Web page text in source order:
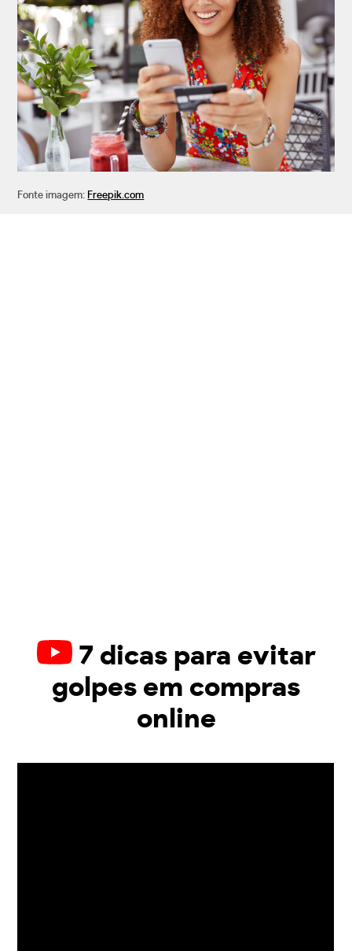
Fonte imagem: Freepik.com
7 dicas para evitar
golpes em compras
online